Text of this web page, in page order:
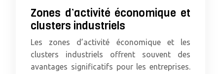
Zones d’activité économique et
clusters industriels
Les zones d’activité économique et les
clusters industriels offrent souvent des
avantages significatifs pour les entreprises.